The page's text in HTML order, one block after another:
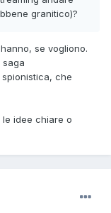
granitico)?
se vogliono.
saga
che
idee chiare o